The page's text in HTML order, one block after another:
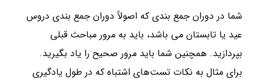
شما در دوران جمع بندی که اصولاً دوران جمع بندی دروس
عید یا تابستان می باشد، باید به مرور مباحث قبلی
بپردازید. همچنین شما باید مرور صحیح را یاد بگیرید.
برای مثال به نکات تست‌های اشتباه که در طول یادگیری